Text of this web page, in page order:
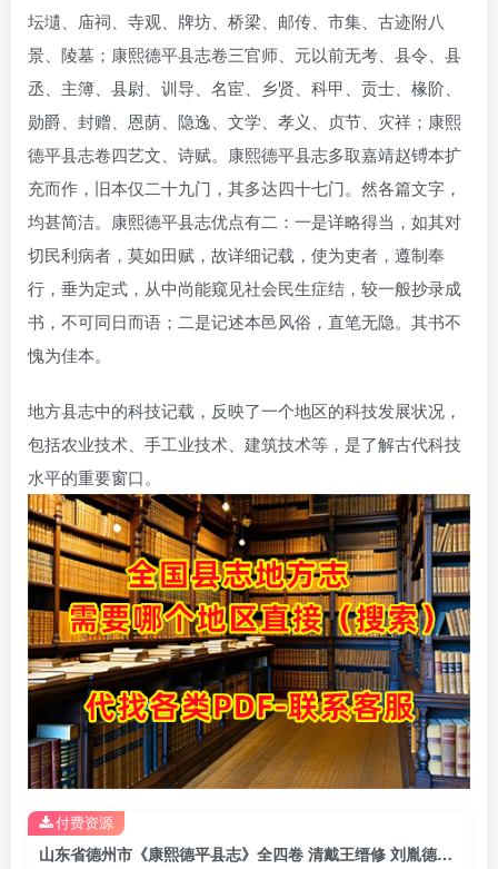
坛壝、庙祠、寺观、牌坊、桥梁、邮传、市集、古迹附八
景、陵墓；康熙德平县志卷三官师、元以前无考、县令、县
丞、主簿、县尉、训导、名宦、乡贤、科甲、贡士、椽阶、
勋爵、封赠、恩荫、隐逸、文学、孝义、贞节、灾祥；康熙
德平县志卷四艺文、诗赋。康熙德平县志多取嘉靖赵镈本扩
充而作，旧本仅二十九门，其多达四十七门。然各篇文字，
均甚简洁。康熙德平县志优点有二：一是详略得当，如其对
切民利病者，莫如田赋，故详细记载，使为吏者，遵制奉
行，垂为定式，从中尚能窥见社会民生症结，较一般抄录成
书，不可同日而语；二是记述本邑风俗，直笔无隐。其书不
愧为佳本。
地方县志中的科技记载，反映了一个地区的科技发展状况，
包括农业技术、手工业技术、建筑技术等，是了解古代科技
水平的重要窗口。
山东省德州市《康熙德平县志》全四卷 清戴王缙修 刘胤德纂PDF电子版地方志下载
付费资源